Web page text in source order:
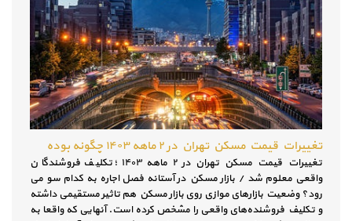
تغییرات قیمت مسکن تهران در ۲ ماهه ۱۴۰۳ چگونه بوده
تغییرات قیمت مسکن تهران در ۲ ماهه ۱۴۰۳ ؛ تکلیف فروشندگان
واقعی معلوم شد / بازار مسکن در آستانه فصل اجاره به کدام سو می
رود؟ وضعیت بازارهای موازی روی بازار مسکن هم تاثیر مستقیمی داشته
و تکلیف فروشنده‌های واقعی را مشخص کرده است. آنهایی که واقعا به